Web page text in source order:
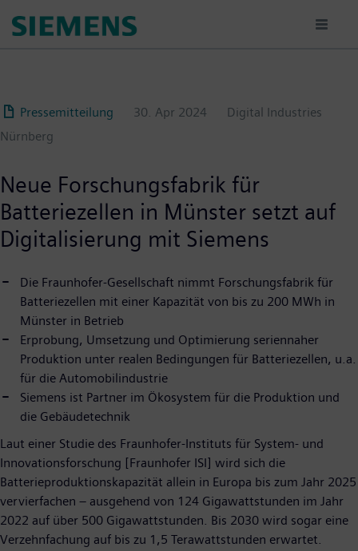
para
Pressemitteilung
30. Apr 2024
Digital Industries
Nürnberg
Neue Forschungsfabrik für
Batteriezellen in Münster setzt auf
Digitalisierung mit Siemens
Die Fraunhofer-Gesellschaft nimmt Forschungsfabrik für
Batteriezellen mit einer Kapazität von bis zu 200 MWh in
Münster in Betrieb
Erprobung, Umsetzung und Optimierung seriennaher
Produktion unter realen Bedingungen für Batteriezellen, u.a.
für die Automobilindustrie
Siemens ist Partner im Ökosystem für die Produktion und
die Gebäudetechnik
Laut einer Studie des Fraunhofer-Instituts für System- und
Innovationsforschung [Fraunhofer ISI] wird sich die
Batterieproduktionskapazität allein in Europa bis zum Jahr 2025
vervierfachen – ausgehend von 124 Gigawattstunden im Jahr
2022 auf über 500 Gigawattstunden. Bis 2030 wird sogar eine
Verzehnfachung auf bis zu 1,5 Terawattstunden erwartet.